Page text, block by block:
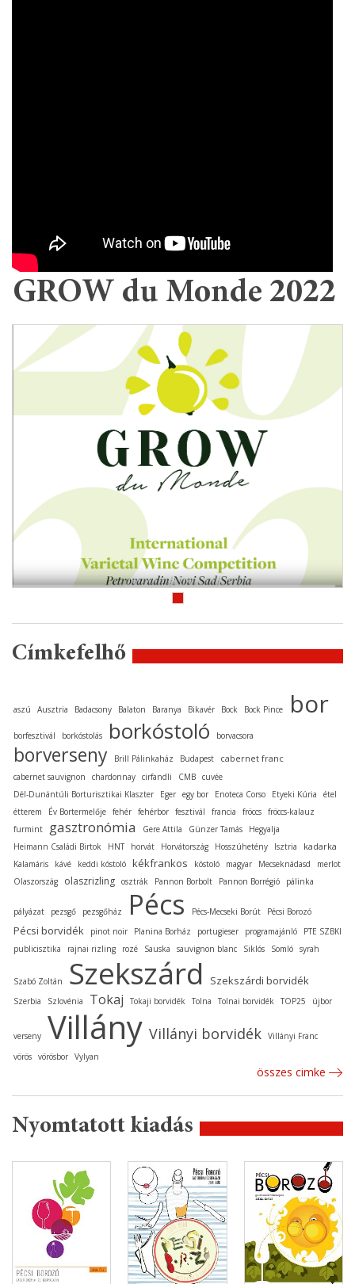
GROW du Monde 2022
Címkefelhő
aszú Ausztria Badacsony Balaton Baranya Bikavér Bock Bock Pince bor
borfesztivál borkóstolás borkóstoló borvacsora
borverseny Brill Pálinkaház Budapest cabernet franc
cabernet sauvignon chardonnay cirfandli CMB cuvée
Dél-Dunántúli Borturisztikai Klaszter
Eger egy bor Enoteca Corso Etyeki Kúria
étel
étterem
Év Bortermelője fehér fehérbor fesztivál francia fröccs fröccs-kalauz
furmint
gasztronómia Gere Attila Günzer Tamás
Hegyalja
Heimann Családi Birtok
HNT horvát Horvátország Hosszúhetény Isztria kadarka
Kalamáris kávé keddi kóstoló kékfrankos kóstoló magyar Mecseknádasd
merlot
Olaszország
olaszrizling osztrák Pannon Borbolt Pannon Borrégió pálinka
pályázat pezsgő pezsgőház Pécs Pécs-Mecseki Borút Pécsi Borozó
Pécsi borvidék pinot noir Planina Borház portugieser programajánló
PTE SZBKI
publicisztika
rajnai rizling rozé Sauska sauvignon blanc Siklós Somló syrah
Szabó Zoltán Szekszárd Szekszárdi borvidék
Szerbia Szlovénia Tokaj Tokaji borvidék Tolna Tolnai borvidék TOP25 újbor
verseny Villány Villányi borvidék Villányi Franc
vörös vörösbor Vylyan
összes cimke
Nyomtatott kiadás